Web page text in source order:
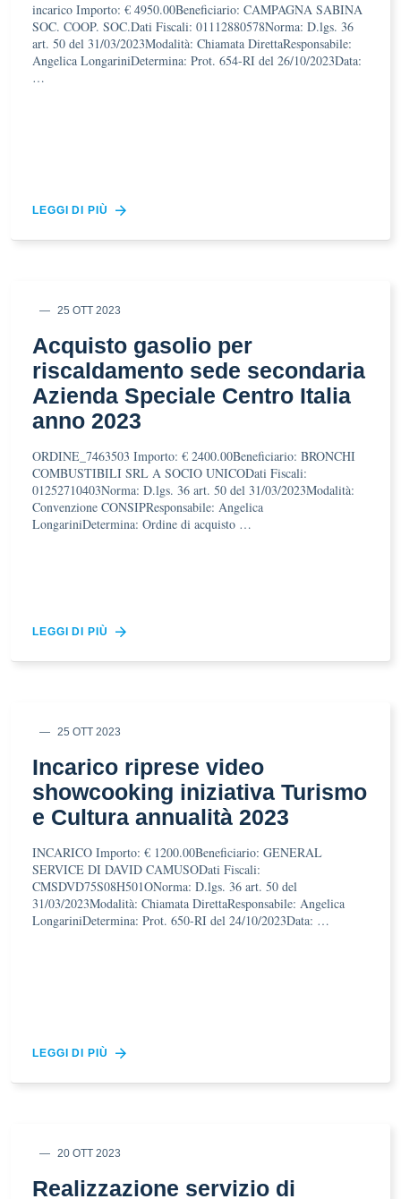
incarico Importo: € 4950.00Beneficiario: CAMPAGNA SABINA
SOC. COOP. SOC.Dati Fiscali: 01112880578Norma: D.lgs. 36
art. 50 del 31/03/2023Modalità: Chiamata DirettaResponsabile:
Angelica LongariniDetermina: Prot. 654-RI del 26/10/2023Data:
…
LEGGI DI PIÙ
25 OTT 2023
Acquisto gasolio per
riscaldamento sede secondaria
Azienda Speciale Centro Italia
anno 2023
ORDINE_7463503 Importo: € 2400.00Beneficiario: BRONCHI
COMBUSTIBILI SRL A SOCIO UNICODati Fiscali:
01252710403Norma: D.lgs. 36 art. 50 del 31/03/2023Modalità:
Convenzione CONSIPResponsabile: Angelica
LongariniDetermina: Ordine di acquisto …
LEGGI DI PIÙ
25 OTT 2023
Incarico riprese video
showcooking iniziativa Turismo
e Cultura annualità 2023
INCARICO Importo: € 1200.00Beneficiario: GENERAL
SERVICE DI DAVID CAMUSODati Fiscali:
CMSDVD75S08H501ONorma: D.lgs. 36 art. 50 del
31/03/2023Modalità: Chiamata DirettaResponsabile: Angelica
LongariniDetermina: Prot. 650-RI del 24/10/2023Data: …
LEGGI DI PIÙ
20 OTT 2023
Realizzazione servizio di